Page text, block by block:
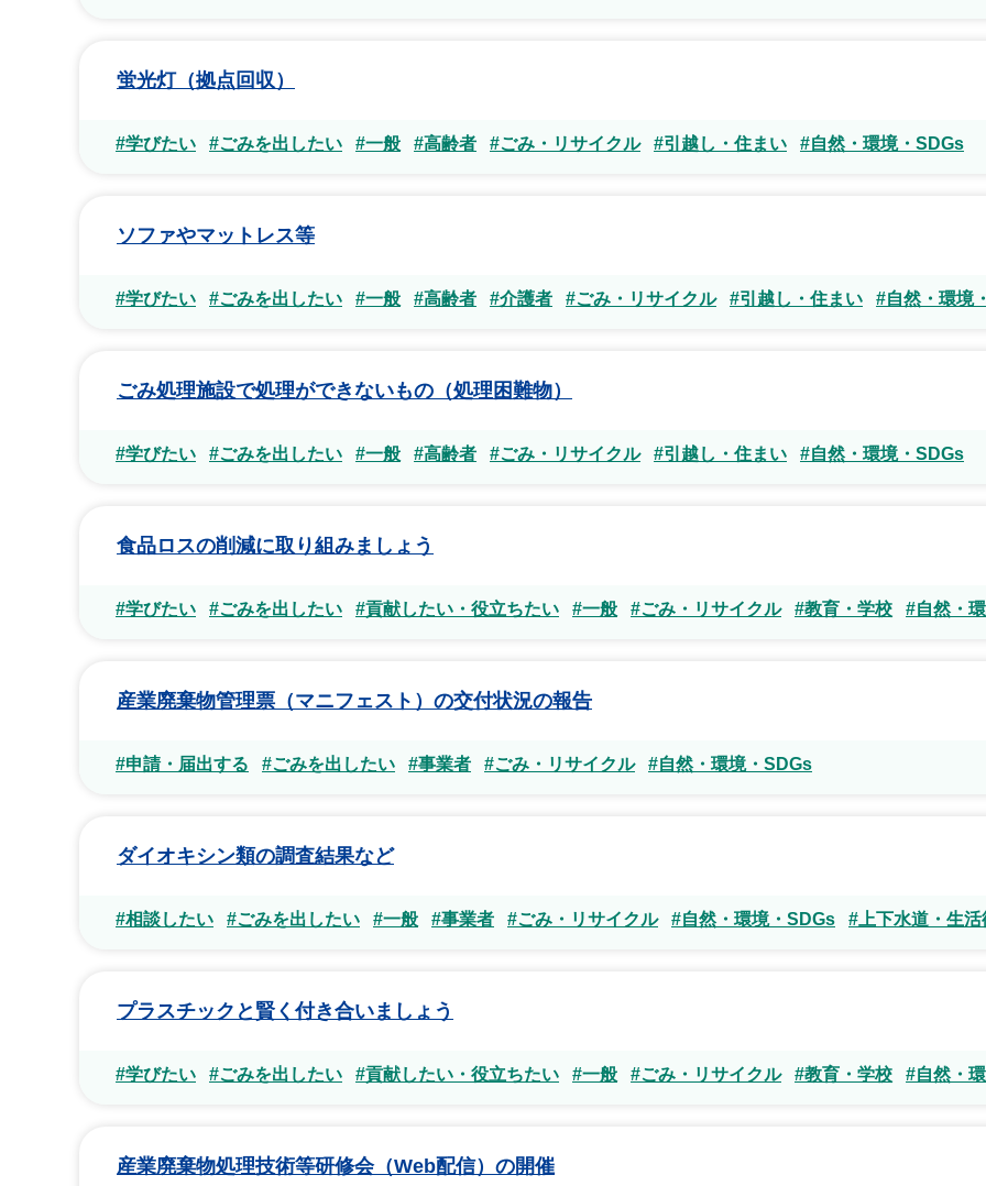
蛍光灯（拠点回収）
#学びたい #ごみを出したい #一般 #高齢者 #ごみ・リサイクル #引越し・住まい #自然・環境・SDGs
ソファやマットレス等
#学びたい #ごみを出したい #一般 #高齢者 #介護者 #ごみ・リサイクル #引越し・住まい #自然・環境
ごみ処理施設で処理ができないもの（処理困難物）
#学びたい #ごみを出したい #一般 #高齢者 #ごみ・リサイクル #引越し・住まい #自然・環境・SDGs
食品ロスの削減に取り組みましょう
#学びたい #ごみを出したい #貢献したい・役立ちたい #一般 #ごみ・リサイクル #教育・学校 #自然・
産業廃棄物管理票（マニフェスト）の交付状況の報告
#申請・届出する #ごみを出したい #事業者 #ごみ・リサイクル #自然・環境・SDGs
ダイオキシン類の調査結果など
#相談したい #ごみを出したい #一般 #事業者 #ごみ・リサイクル #自然・環境・SDGs #上下水道・生
プラスチックと賢く付き合いましょう
#学びたい #ごみを出したい #貢献したい・役立ちたい #一般 #ごみ・リサイクル #教育・学校 #自然・
産業廃棄物処理技術等研修会（Web配信）の開催